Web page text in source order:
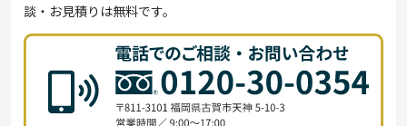
談・お見積りは無料です。